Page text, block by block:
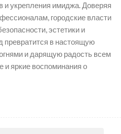
и укрепления имиджа. Доверяя
городские власти
эстетики и
превратится в настоящую
и дарящую радость всем
и яркие воспоминания о